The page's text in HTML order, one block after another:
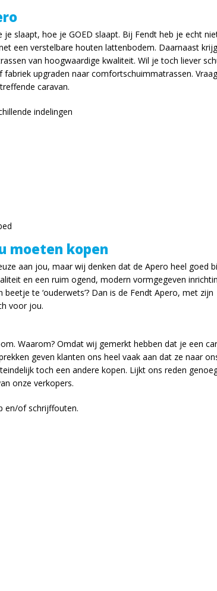
slaapt, hoe je GOED slaapt. Bij Fendt heb je echt
een verstelbare houten lattenbodem. Daarnaast
van hoogwaardige kwaliteit. Wil je toch liever
upgraden naar comfortschuimmatrassen.
caravan.
indelingen
moeten kopen
aan jou, maar wij denken dat de Apero heel goed
en een ruim ogend, modern vormgegeven
te ‘ouderwets’? Dan is de Fendt Apero, met zijn
voor jou.
Waarom? Omdat wij gemerkt hebben dat je een
geven klanten ons heel vaak aan dat ze naar
toch een andere kopen. Lijkt ons reden
onze verkopers.
en/of schrijffouten.